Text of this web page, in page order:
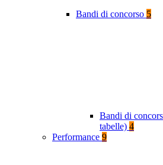
Bandi di concorso 5
Bandi di
tabelle) 4
Performance 9